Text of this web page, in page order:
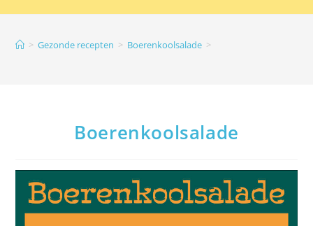
> Gezonde recepten > Boerenkoolsalade >
Boerenkoolsalade